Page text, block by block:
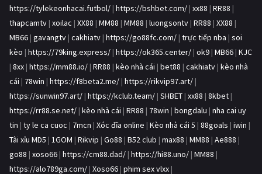
https://tylekeonhacai.futbol/ | https://bshbet.com/ | xx88 | RR88 |
thapcamtv | xoilac | XX88 | MM88 | MM88 | luongsontv | RR88 | XX88 |
MB66 | gavangtv | cakhiatv | https://go88fc.com/ | trực tiếp nba | soi
kèo | https://79king.express/ | https://ok365.center/ | ok9 | MB66 | KJC
| 8xx | https://mm88.io/ | RR88 | kèo nhà cái | bet88 | cakhiatv | kèo nhà
cái | 78win | https://f8beta2.me/ | https://rikvip97.art/ |
https://sunwin97.art/ | https://kclub.team/ | SHBET | xx88 | 8kbet |
https://rr88.se.net/ | kèo nhà cái | RR88 | 78win | bongdalu | nha cai uy
tin | ty le ca cuoc | 7mcn | Xóc đĩa online | Kèo nhà cái 5 | 88goals | iwin |
Tài xỉu MD5 | 1GOM | Rikvip | Go88 | B52 club | max88 | MM88 | Ae888 |
go88 | xoso66 | https://cm88.dad/ | https://hi88.uno/ | MM88 |
https://alo789ga.com/ | Xoso66 | phim sex vlxx |